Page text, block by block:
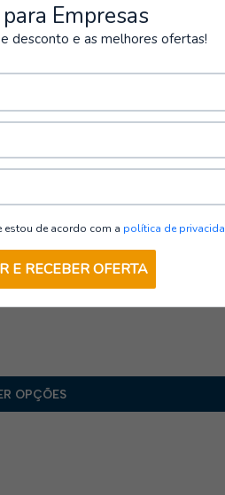
encomenda
de Laboral
OPÇÕES
Empresas
desconto e as melhores ofertas!
estou de acordo com a política de
E RECEBER OFERTA